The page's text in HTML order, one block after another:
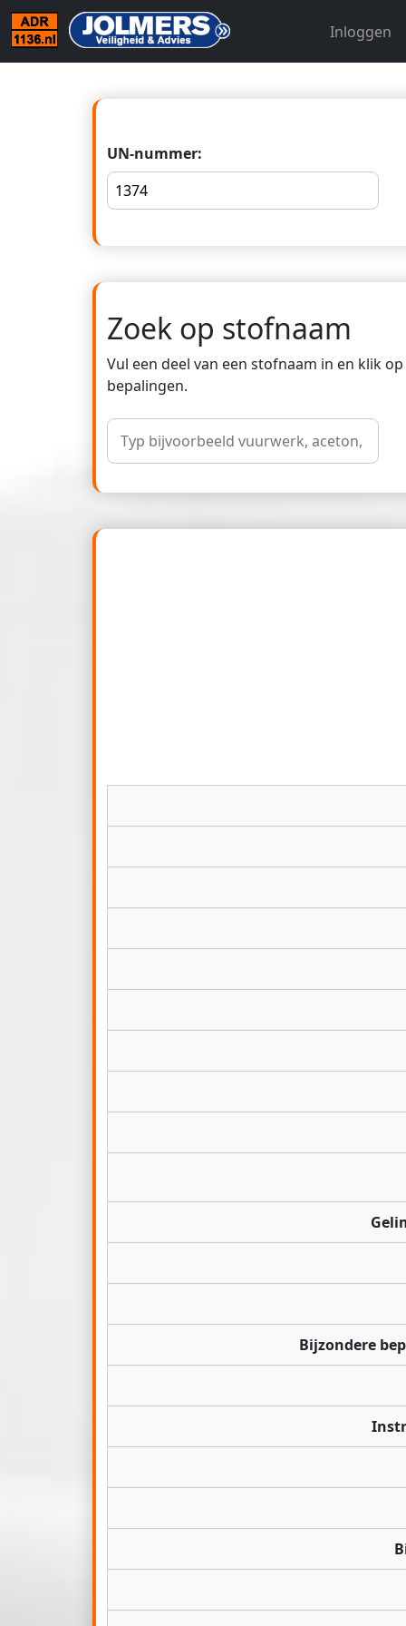
Inloggen
UN-nummer:
Zoek op stofnaam
Vul een deel van een stofnaam in en klik
bepalingen.
Bijzondere